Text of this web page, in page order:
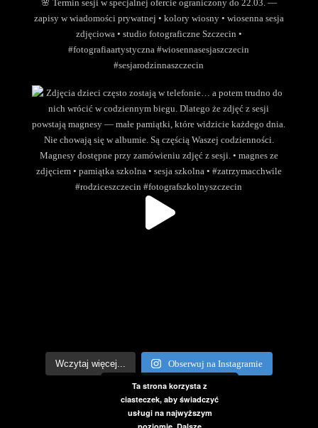
Wczytaj więcej... Obserwuj na Instagramie
Ta strona korzysta z
ciasteczek, aby świadczyć
usługi na najwyższym